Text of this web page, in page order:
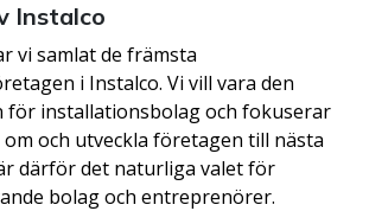
Instalco
vi samlat de främsta
i Instalco. Vi vill vara den
för installationsbolag och fokuserar
och utveckla företagen till nästa
därför det naturliga valet för
bolag och entreprenörer.